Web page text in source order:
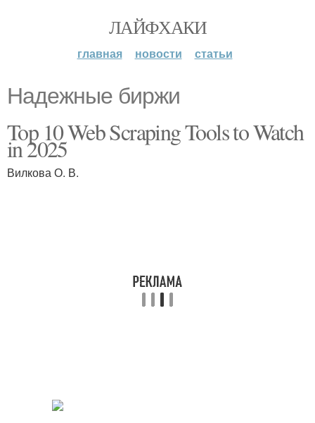
ЛАЙФХАКИ
главная новости статьи
Надежные биржи
Top 10 Web Scraping Tools to Watch
in 2025
Вилкова О. В.